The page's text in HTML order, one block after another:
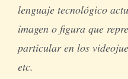
lenguaje tecnológico
imagen o figura que
particular en los
etc.